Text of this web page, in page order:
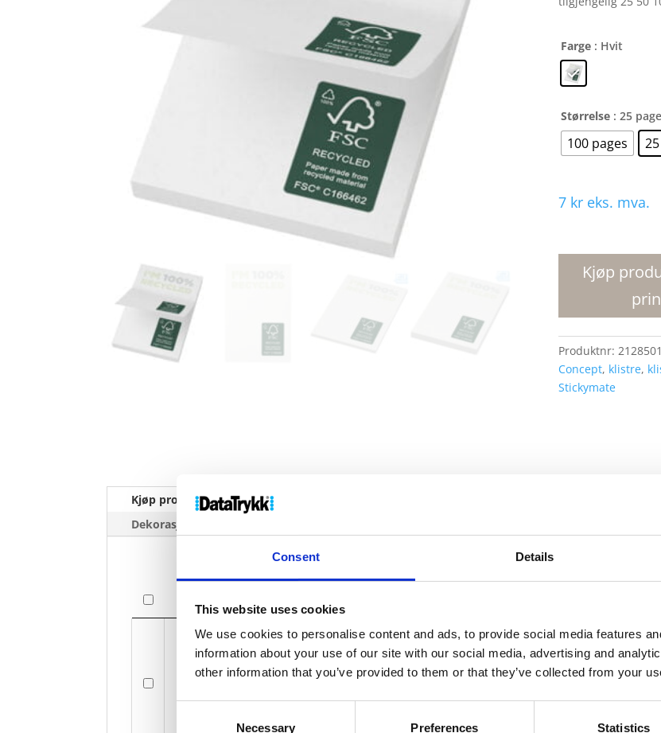
Consent Details
This website uses cookies
We use cookies to personalise content and ads, to provide social media features
information about your use of our site with our social media, advertising and
other information that you’ve provided to them or that they’ve collected from your
Necessary Preferences Statistics
Farge : Hvit
Størrelse : 25
100 pages
7 kr eks. mva.
klistrelapper
50
x
75
mm
Kjøp
Produktnr:
Concept, klistre,
Stickymate
Kjøp produkt uten print
Dekorasjonpriser
Navn På
Sticky-Mate R sirklet resirkulerte klistrelapper 50 x 75 mm -